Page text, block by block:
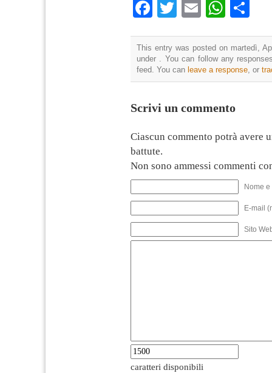
Facebook
TwitterEmail
This entry was posted on martedì,
under . You can follow any
feed. You can leave a response, or
Scrivi un commento
Ciascun commento potrà avere
battute.
Non sono ammessi commenti
Nome
E-mail
Sito
caratteri disponibili